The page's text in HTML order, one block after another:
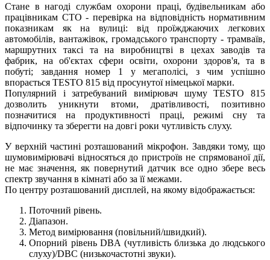
Стане в нагоді службам охорони праці, будівельникам або
працівникам СТО - перевірка на відповідність нормативним
показникам як на вулиці: від проїжджаючих легкових
автомобілів, вантажівок, громадського транспорту - трамваїв,
маршрутних таксі та на виробництві в цехах заводів та
фабрик, на об'єктах сфери освіти, охорони здоров'я, та в
побуті; завдання номер 1 у мегаполісі, з чим успішно
впорається TESTO 815 від просунутої німецької марки.
Популярний і затребуваний вимірювач шуму TESTO 815
дозволить уникнути втоми, дратівливості, позитивно
позначитися на продуктивності праці, режимі сну та
відпочинку та зберегти на довгі роки чутливість слуху.
У верхній частині розташований мікрофон. Завдяки тому, що
шумовимірювачі відносяться до пристроїв не спрямованої дії,
не має значення, як повернутий датчик все одно збере весь
спектр звучання в кімнаті або за її межами.
По центру розташований дисплей, на якому відображається:
Поточний рівень.
Діапазон.
Метод вимірювання (повільний/швидкий).
Опорний рівень DBA (чутливість близька до людського
слуху)/DBC (низькочастотні звуки).